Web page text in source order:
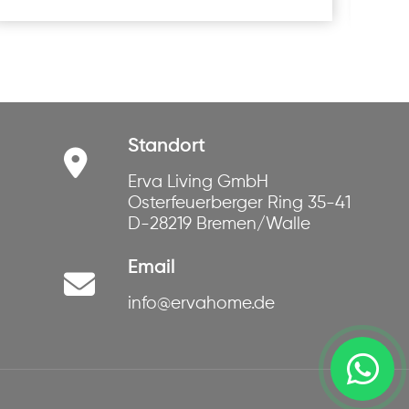
Standort
Erva Living GmbH
Osterfeuerberger Ring 35-41
D-28219 Bremen/Walle
Email
info@ervahome.de